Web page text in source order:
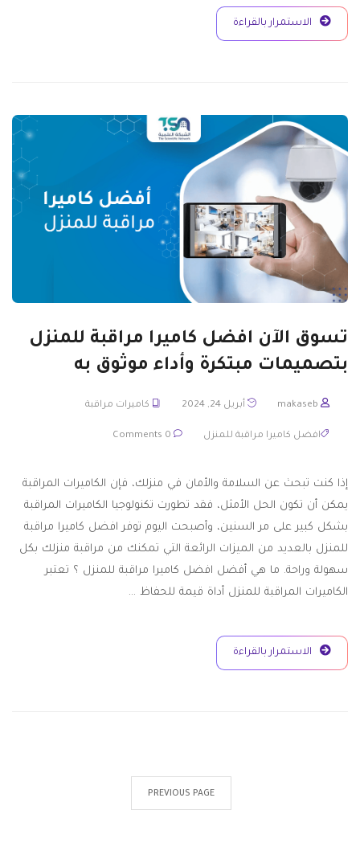
الاستمرار بالقراءة
تسوق الآن افضل كاميرا مراقبة للمنزل
بتصميمات مبتكرة وأداء موثوق به
makaseb أبريل 24, 2024 كاميرات مراقبة
افضل كاميرا مراقبة للمنزل 0 Comments
إذا كنت تبحث عن السلامة والأمان في منزلك، فإن الكاميرات المراقبة
يمكن أن تكون الحل الأمثل، فقد تطورت تكنولوجيا الكاميرات المراقبة
بشكل كبير على مر السنين، وأصبحت اليوم توفر افضل كاميرا مراقبة
للمنزل بالعديد من الميزات الرائعة التي تمكنك من مراقبة منزلك بكل
سهولة وراحة. ما هي أفضل افضل كاميرا مراقبة للمنزل ؟ تعتبر
الكاميرات المراقبة للمنزل أداة قيمة للحفاظ …
الاستمرار بالقراءة
PREVIOUS PAGE